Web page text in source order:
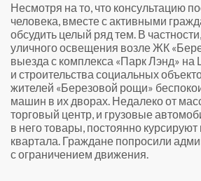
Несмотря на то, что консультацию
человека, вместе с активными
обсудить целый ряд тем. В
уличного освещения возле ЖК
выезда с комплекса «Парк Лэнд»
и строительства социальных
жителей «Березовой рощи»
машин в их дворах. Недалеко от
торговый центр, и грузовые
в него товары, постоянно курсируют
квартала. Граждане попросили
с ограничением движения.